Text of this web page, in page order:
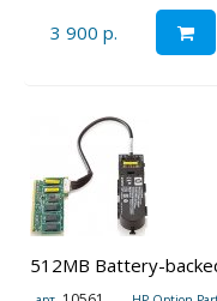
3 900 р.
512MB Battery-